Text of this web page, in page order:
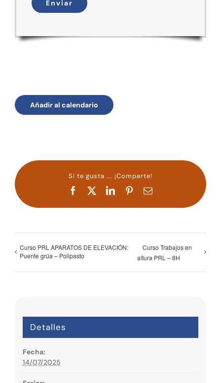
Añadir al calendario
Si te gusta ... ¡Comparte!
Facebook LinkedInPinterestCorreo
Curso PRL APARATOS DE ELEVACIÓN:
Puente grúa – Polipasto
Curso Trabajos en
altura PRL – 8H
Detalles
Fecha:
14/07/2025